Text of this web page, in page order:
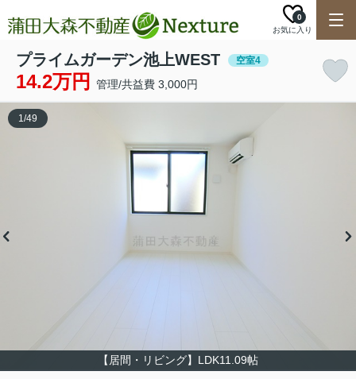
お気に入り
0
プライムガーデン池上WEST 空室4
14.2万円 管理/共益費 3,000円
【居間・リビング】LDK11.09帖
1/49